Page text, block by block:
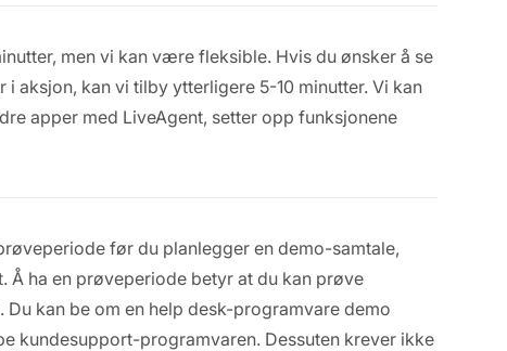
men vi kan være fleksible. Hvis du ønsker å se
aksjon, kan vi tilby ytterligere 5-10 minutter. Vi kan
apper med LiveAgent, setter opp funksjonene
før du planlegger en demo-samtale,
ha en prøveperiode betyr at du kan prøve
kan be om en help desk-programvare demo
kundesupport-programvaren. Dessuten krever ikke